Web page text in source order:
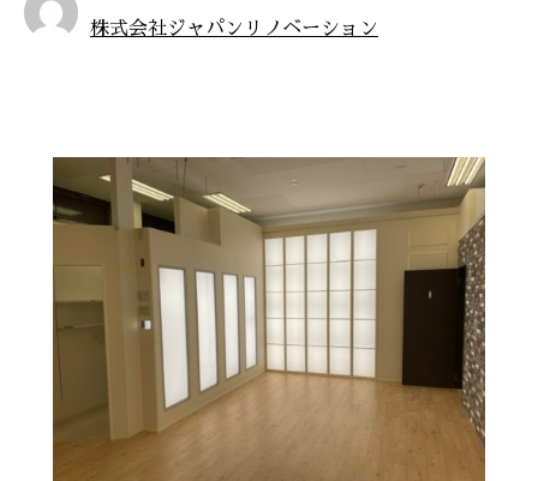
株式会社ジャパンリノベーション